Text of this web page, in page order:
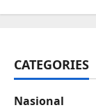
CATEGORIES
Nasional